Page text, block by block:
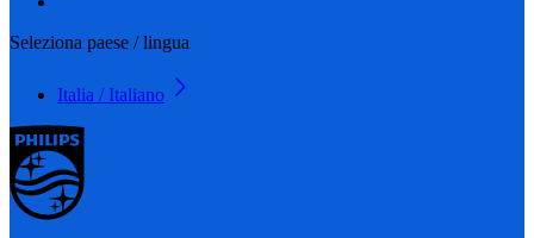
Seleziona paese / lingua
Italia / Italiano